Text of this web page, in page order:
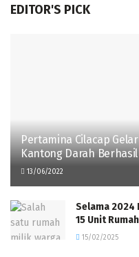
EDITOR'S PICK
Pertamina Cilacap
Kantong Darah
13/06/2022
Selama 2024
15 Unit
15/02/2025